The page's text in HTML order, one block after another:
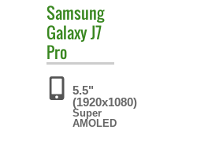
Samsung
Galaxy J7
Pro
5.5"
(1920x1080)
Super
AMOLED